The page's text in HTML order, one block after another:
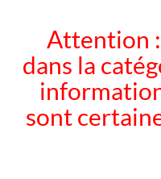
Attention
dans la
sont